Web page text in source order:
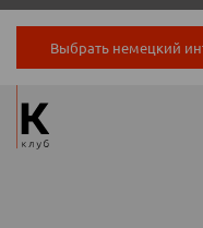
Выбрать немецкий